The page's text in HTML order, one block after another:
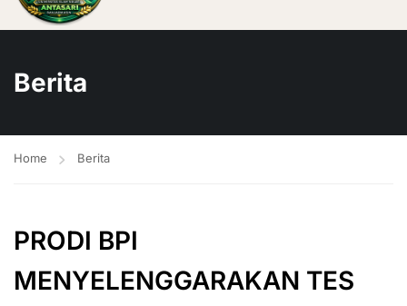
Berita
Home Berita
PRODI BPI
MENYELENGGARAKAN TES